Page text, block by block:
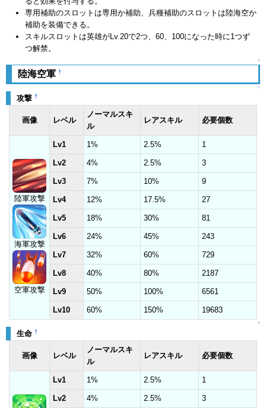
専用補助のスロットは専用か補助、兵種補助のスロットは陸海空か
補助を装備できる。
スキルスロットは英雄がLv.20で2つ、60、100になった時に1つず
つ解禁。
↑
陸海空軍 †
↑
攻撃 †
画像 レベル
ノーマルスキ
ル
レアスキル 必要個数
陸軍攻撃
海軍攻撃
空軍攻撃
Lv1 1% 2.5% 1
Lv2 4% 2.5% 3
Lv3 7% 10% 9
Lv4 12% 17.5% 27
Lv5 18% 30% 81
Lv6 24% 45% 243
Lv7 32% 60% 729
Lv8 40% 80% 2187
Lv9 50% 100% 6561
Lv10 60% 150% 19683
↑
生命 †
画像 レベル
ノーマルスキ
ル
レアスキル 必要個数
Lv1 1% 2.5% 1
Lv2 4% 2.5% 3